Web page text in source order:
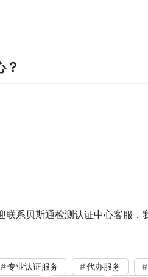
？
系贝斯通检测认证中心客服，
专业认证服务 代办服务